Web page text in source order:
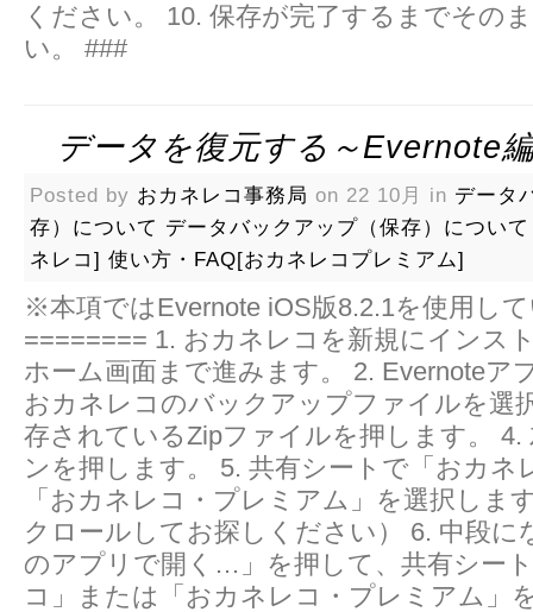
ください。 10. 保存が完了するまでその
い。 ###
データを復元する～Evernote
Posted by おカネレコ事務局 on 22 10月 in データ
存）について データバックアップ（保存）について
ネレコ] 使い方・FAQ[おカネレコプレミアム]
※本項ではEvernote iOS版8.2.1を使用し
======== 1. おカネレコを新規にインス
ホーム画面まで進みます。 2. Evernoteア
おカネレコのバックアップファイルを選
存されているZipファイルを押します。 4.
ンを押します。 5. 共有シートで「おカネ
「おカネレコ・プレミアム」を選択しま
クロールしてお探しください） 6. 中段に
のアプリで開く…」を押して、共有シー
コ」または「おカネレコ・プレミアム」